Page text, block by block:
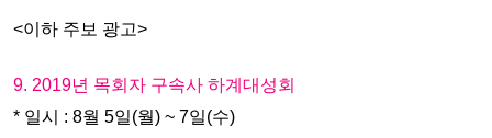
<이하 주보 광고>
9. 2019년 목회자 구속사 하계대성회
* 일시 : 8월 5일(월) ~ 7일(수)